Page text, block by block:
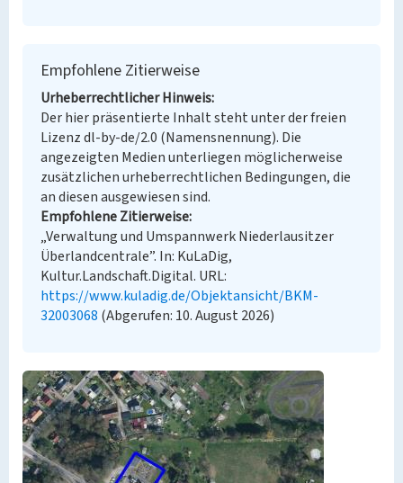
Empfohlene Zitierweise
Urheberrechtlicher Hinweis
Der hier präsentierte Inhalt steht unter der freien
Lizenz dl-by-de/2.0 (Namensnennung). Die
angezeigten Medien unterliegen möglicherweise
zusätzlichen urheberrechtlichen Bedingungen, die
an diesen ausgewiesen sind.
Empfohlene Zitierweise
„Verwaltung und Umspannwerk Niederlausitzer
Überlandcentrale”. In: KuLaDig,
Kultur.Landschaft.Digital. URL:
https://www.kuladig.de/Objektansicht/BKM-
32003068 (Abgerufen: 10. August 2026)